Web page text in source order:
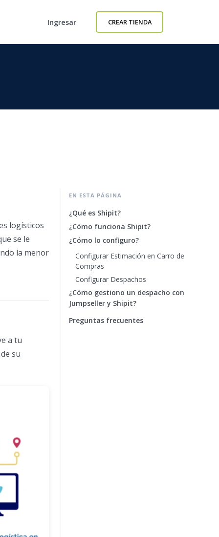
Ingresar CREAR TIENDA
logísticos
se le
la menor
a tu
su
EN ESTA PÁGINA
¿Qué es Shipit?
¿Cómo funciona Shipit?
¿Cómo lo configuro?
Configurar Estimación en Carro de
Compras
Configurar Despachos
¿Cómo gestiono un despacho con
Jumpseller y Shipit?
Preguntas frecuentes